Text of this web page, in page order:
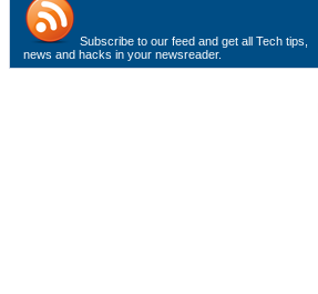
Subscribe to our feed and get all Tech tips,
news and hacks in your newsreader.